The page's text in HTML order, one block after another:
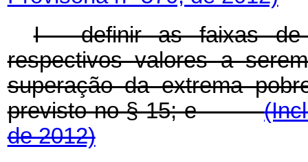
I - definir as faixas
respectivos valores a
superação da extrema
previsto no § 15; e
de 2012)